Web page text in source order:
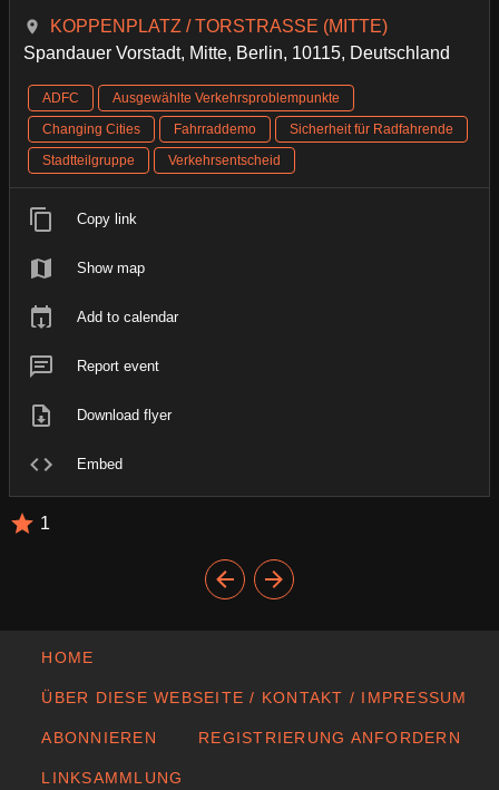
KOPPENPLATZ / TORSTRASSE (MITTE)
Spandauer Vorstadt, Mitte, Berlin, 10115, Deutschland
ADFC
Ausgewählte Verkehrsproblempunkte
Changing Cities
Fahrraddemo
Sicherheit für Radfahrende
Stadtteilgruppe
Verkehrsentscheid
Copy link
Show map
Add to calendar
Report event
Download flyer
Embed
1
HOME
ÜBER DIESE WEBSEITE / KONTAKT / IMPRESSUM
ABONNIEREN REGISTRIERUNG ANFORDERN
LINKSAMMLUNG